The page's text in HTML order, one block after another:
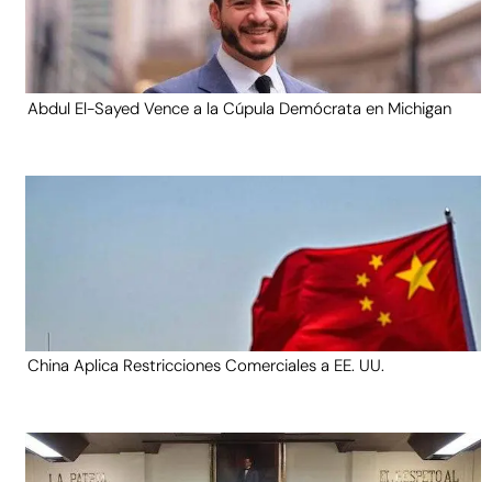
Abdul El-Sayed Vence a la Cúpula Demócrata en Michigan
China Aplica Restricciones Comerciales a EE. UU.